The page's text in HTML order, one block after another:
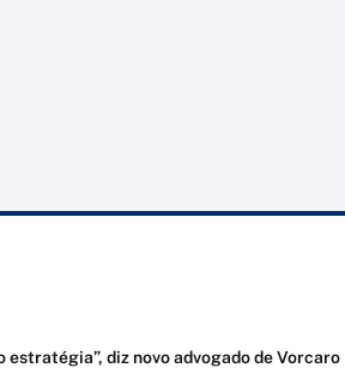
estratégia”, diz novo advogado de Vorcaro